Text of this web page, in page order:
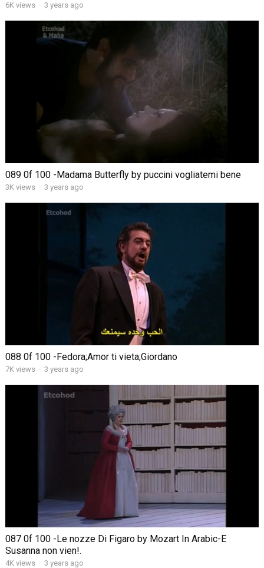
6K views · 3 years ago
089 0f 100 -Madama Butterfly by puccini vogliatemi bene
3K views · 3 years ago
088 0f 100 -Fedora;Amor ti vieta;Giordano
7K views · 3 years ago
087 0f 100 -Le nozze Di Figaro by Mozart In Arabic-E
Susanna non vien!.
4K views · 3 years ago